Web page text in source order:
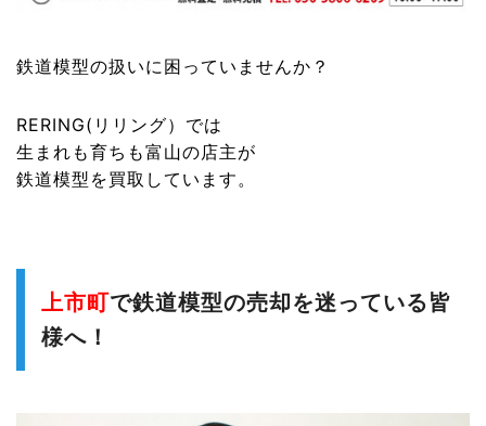
鉄道模型の扱いに困っていませんか？
RERING(リリング） では
生まれも育ちも富山の店主が
鉄道模型 を買取しています。
上市町で鉄道模型の売却を迷っている皆
様へ！